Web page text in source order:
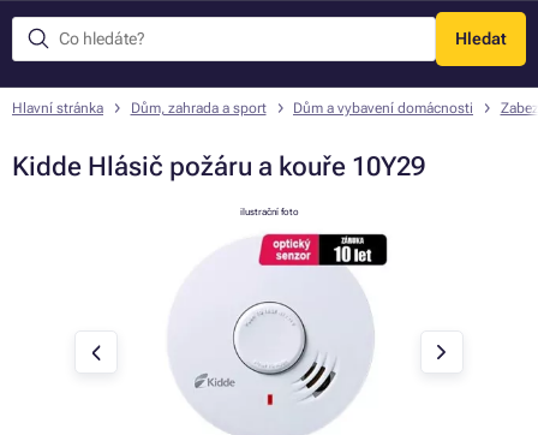
Hledat
Menu
Hlavní stránka Dům, zahrada a sport Dům a vybavení domácnosti
Kidde Hlásič požáru a kouře 10Y29
ilustrační foto